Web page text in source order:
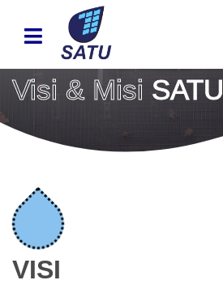
Visi & Misi SATU
VISI